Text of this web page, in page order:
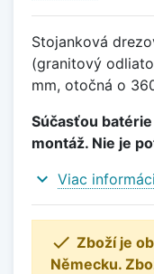
Stojanková
(granitový
mm, otočná o
Súčasťou
montáž. Nie je
expand_more Viac
 Zboží je
Německu.